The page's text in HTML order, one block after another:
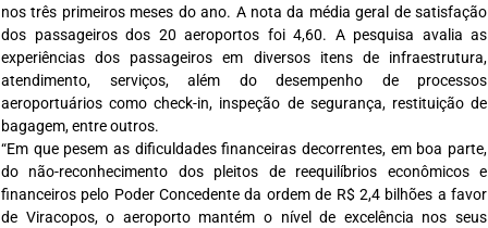
nos três primeiros meses do ano. A nota da média geral de satisfação
dos passageiros dos 20 aeroportos foi 4,60. A pesquisa avalia as
experiências dos passageiros em diversos itens de infraestrutura,
atendimento, serviços, além do desempenho de processos
aeroportuários como check-in, inspeção de segurança, restituição de
bagagem, entre outros.
“Em que pesem as dificuldades financeiras decorrentes, em boa parte,
do não-reconhecimento dos pleitos de reequilíbrios econômicos e
financeiros pelo Poder Concedente da ordem de R$ 2,4 bilhões a favor
de Viracopos, o aeroporto mantém o nível de excelência nos seus